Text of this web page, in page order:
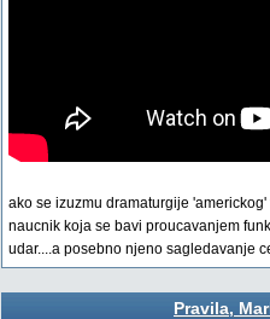
ako se izuzmu dramaturgije
naucnik koja se bavi proucavanjem
udar....a posebno njeno sagledavanje
Pravila,